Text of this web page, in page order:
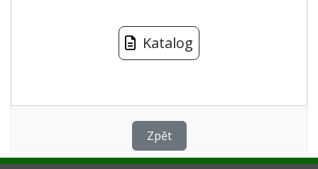
Katalog
Zpět